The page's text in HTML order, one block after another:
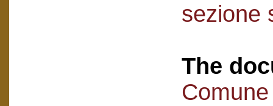
sezione
The